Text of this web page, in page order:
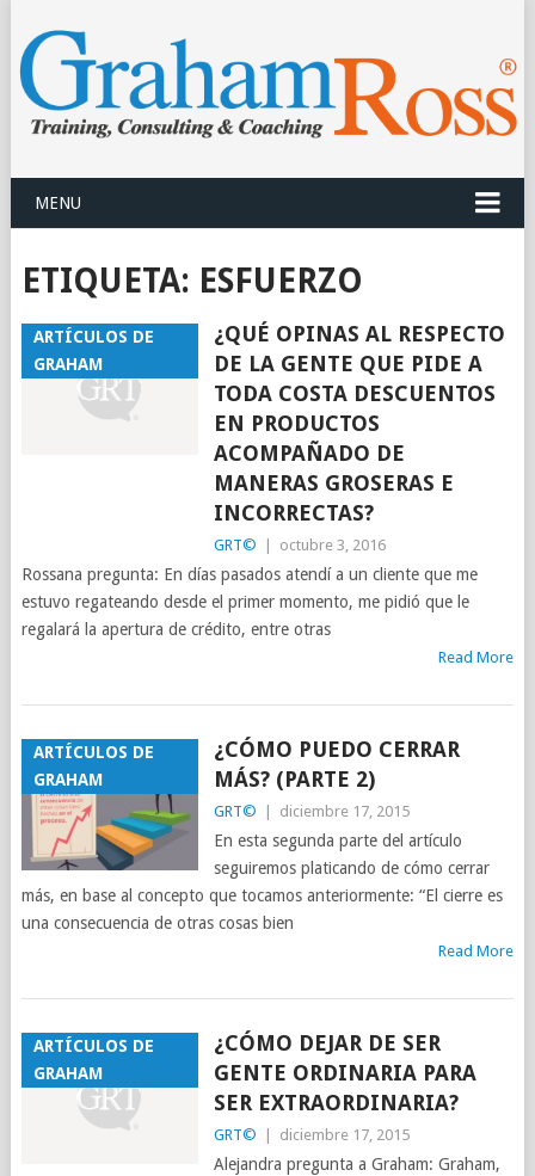
MENU
ETIQUETA: ESFUERZO
ARTÍCULOS DE
GRAHAM
¿QUÉ OPINAS AL RESPECTO
DE LA GENTE QUE PIDE A
TODA COSTA DESCUENTOS
EN PRODUCTOS
ACOMPAÑADO DE
MANERAS GROSERAS E
INCORRECTAS?
GRT© octubre 3, 2016
Rossana pregunta: En días pasados atendí a un cliente que me
estuvo regateando desde el primer momento, me pidió que le
regalará la apertura de crédito, entre otras
Read More
ARTÍCULOS DE
GRAHAM
¿CÓMO PUEDO CERRAR
MÁS? (PARTE 2)
GRT© diciembre 17, 2015
En esta segunda parte del artículo
seguiremos platicando de cómo cerrar
más, en base al concepto que tocamos anteriormente: “El cierre es
una consecuencia de otras cosas bien
Read More
ARTÍCULOS DE
GRAHAM
¿CÓMO DEJAR DE SER
GENTE ORDINARIA PARA
SER EXTRAORDINARIA?
GRT© diciembre 17, 2015
Alejandra pregunta a Graham: Graham,